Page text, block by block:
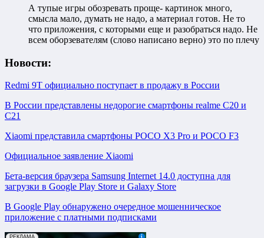
А тупые игры обозревать проще- картинок много,
смысла мало, думать не надо, а материал готов. Не то
что приложения, с которыми еще и разобраться надо. Не
всем оборзевателям (слово написано верно) это по плечу
Новости:
Redmi 9T официально поступает в продажу в России
В России представлены недорогие смартфоны realme C20 и
C21
Xiaomi представила смартфоны POCO X3 Pro и POCO F3
Официальное заявление Xiaomi
Бета-версия браузера Samsung Internet 14.0 доступна для
загрузки в Google Play Store и Galaxy Store
В Google Play обнаружено очередное мошенническое
приложение с платными подписками